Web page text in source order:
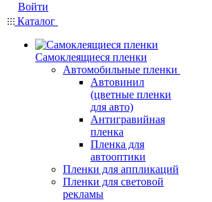
Войти
Каталог
Самоклеящиеся пленки
Автомобильные пленки
Автовинил
(цветные пленки
для авто)
Антигравийная
пленка
Пленка для
автооптики
Пленки для аппликаций
Пленки для световой
рекламы